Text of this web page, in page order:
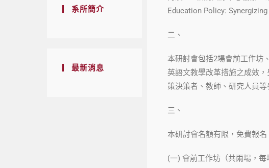
系所簡介
最新消息
Education Policy:
二、
本研討會包括2場會前工作坊
英語文教學改革措施之成效
策決策者、教師、研究人員
三、
本研討會名額有限，免費報
(一) 會前工作坊（共兩場，每